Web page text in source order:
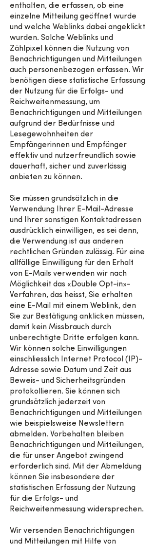
enthalten, die erfassen, ob eine
einzelne Mitteilung geöffnet wurde
und welche Weblinks dabei angeklickt
wurden. Solche Weblinks und
Zählpixel können die Nutzung von
Benachrichtigungen und Mitteilungen
auch personenbezogen erfassen. Wir
benötigen diese statistische Erfassung
der Nutzung für die Erfolgs- und
Reichweitenmessung, um
Benachrichtigungen und Mitteilungen
aufgrund der Bedürfnisse und
Lesegewohnheiten der
Empfängerinnen und Empfänger
effektiv und nutzerfreundlich sowie
dauerhaft, sicher und zuverlässig
anbieten zu können.
Sie müssen grundsätzlich in die
Verwendung Ihrer E-Mail-Adresse
und Ihrer sonstigen Kontaktadressen
ausdrücklich einwilligen, es sei denn,
die Verwendung ist aus anderen
rechtlichen Gründen zulässig. Für eine
allfällige Einwilligung für den Erhalt
von E-Mails verwenden wir nach
Möglichkeit das «Double Opt-in»-
Verfahren, das heisst, Sie erhalten
eine E-Mail mit einem Weblink, den
Sie zur Bestätigung anklicken müssen,
damit kein Missbrauch durch
unberechtigte Dritte erfolgen kann.
Wir können solche Einwilligungen
einschliesslich Internet Protocol (IP)-
Adresse sowie Datum und Zeit aus
Beweis- und Sicherheitsgründen
protokollieren. Sie können sich
grundsätzlich jederzeit von
Benachrichtigungen und Mitteilungen
wie beispielsweise Newslettern
abmelden. Vorbehalten bleiben
Benachrichtigungen und Mitteilungen,
die für unser Angebot zwingend
erforderlich sind. Mit der Abmeldung
können Sie insbesondere der
statistischen Erfassung der Nutzung
für die Erfolgs- und
Reichweitenmessung widersprechen.
Wir versenden Benachrichtigungen
und Mitteilungen mit Hilfe von